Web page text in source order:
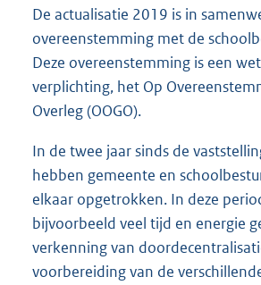
De actualisatie 2019 is in
overeenstemming met de
Deze overeenstemming is een
verplichting, het Op
Overleg (OOGO).
In de twee jaar sinds de
hebben gemeente en
elkaar opgetrokken. In deze
bijvoorbeeld veel tijd en energie
verkenning van
voorbereiding van de